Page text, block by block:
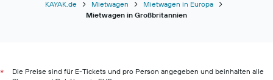
KAYAK.de Mietwagen
Mietwagen in Europa
Mietwagen in Großbritannien
*
Die Preise sind für E-Tickets und pro Person angegeben und beinhalten alle